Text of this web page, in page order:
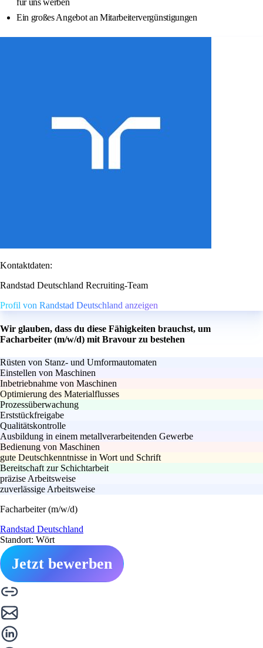
für uns werben
Ein großes Angebot an Mitarbeitervergünstigungen
Kontaktdaten:
Randstad Deutschland Recruiting-Team
Profil von Randstad Deutschland anzeigen
Wir glauben, dass du diese Fähigkeiten brauchst, um
Facharbeiter (m/w/d) mit Bravour zu bestehen
Rüsten von Stanz- und Umformautomaten
Einstellen von Maschinen
Inbetriebnahme von Maschinen
Optimierung des Materialflusses
Prozessüberwachung
Erststückfreigabe
Qualitätskontrolle
Ausbildung in einem metallverarbeitenden Gewerbe
Bedienung von Maschinen
gute Deutschkenntnisse in Wort und Schrift
Bereitschaft zur Schichtarbeit
präzise Arbeitsweise
zuverlässige Arbeitsweise
Facharbeiter (m/w/d)
Randstad Deutschland
Standort: Wört
Jetzt bewerben